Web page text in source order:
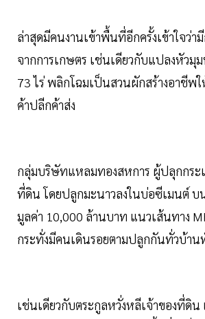
ล่าสุดมีคนงานเข้าพื้นที่อีกครั้งเข้าใจว่า
จากการเกษตร เช่นเดียวกับแปลงหัวมุ
73 ไร่ พลิกโฉมเป็นสวนผักสร้างอาชีพ
ค้าปลีกค้าส่ง
กลุ่มบริษัทแหลมทองสหการ ผู้ปลุกกระ
ที่ดิน โดยปลูกมะนาวลงในบ่อซีเมนต์
มูลค่า 10,000 ล้านบาท แนวเส้นทาง
กระทั่งมีคนเดินรอยตามปลูกกันทั่วบ้าน
เช่นเดียวกับตระกูลหวั่งหลีเจ้าของที่ดิ